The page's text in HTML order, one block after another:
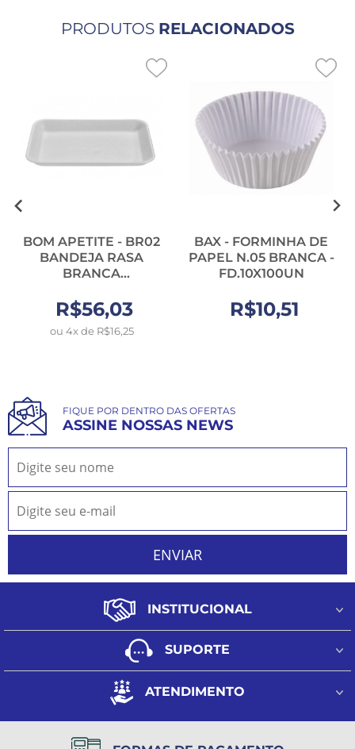
PRODUTOS RELACIONADOS
BOM APETITE - BR02
BANDEJA RASA
BRANCA
FD.400UN
R$56,03
ou 4x de R$16,25
BAX - FORMINHA DE
PAPEL N.05 BRANCA -
FD.10X100UN
R$10,51
FIQUE POR DENTRO DAS OFERTAS
ASSINE NOSSAS NEWS
INSTITUCIONAL
Quem Somos
Fale Conosco
Minha Conta
SUPORTE
Como Funciona o CashBack
Formas de pagamento
ATENDIMENTO
(11) 98944-9091